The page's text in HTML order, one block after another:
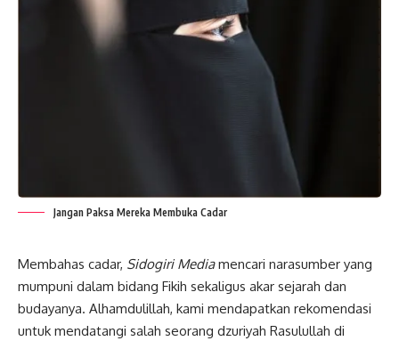
Jangan Paksa Mereka Membuka Cadar
Membahas cadar, Sidogiri Mediamencari narasumber yang
mumpuni dalam bidang Fikih sekaligus akar sejarah dan
budayanya. Alhamdulillah, kami mendapatkan rekomendasi
untuk mendatangi salah seorang dzuriyah Rasulullah di